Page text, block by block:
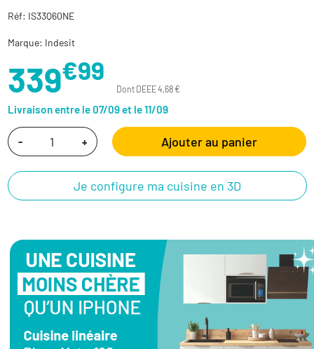
Réf: IS33Q60NE
Marque: Indesit
339€99
Dont DEEE 4,68 €
Livraison entre le 07/09 et le 11/09
- + Ajouter au panier
Je configure ma cuisine en 3D